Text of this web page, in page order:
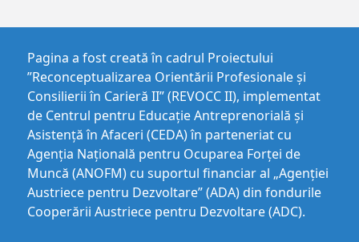
Pagina a fost creată în cadrul Proiectului
”Reconceptualizarea Orientării Profesionale și
Consilierii în Carieră II” (REVOCC II), implementat
de Centrul pentru Educaţie Antreprenorială şi
Asistenţă în Afaceri (CEDA) în parteneriat cu
Agenția Națională pentru Ocuparea Forței de
Muncă (ANOFM) cu suportul financiar al „Agenției
Austriece pentru Dezvoltare” (ADA) din fondurile
Cooperării Austriece pentru Dezvoltare (ADC).